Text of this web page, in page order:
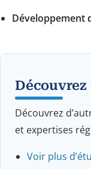
Développement
Découvrez
et expertises
Voir plus